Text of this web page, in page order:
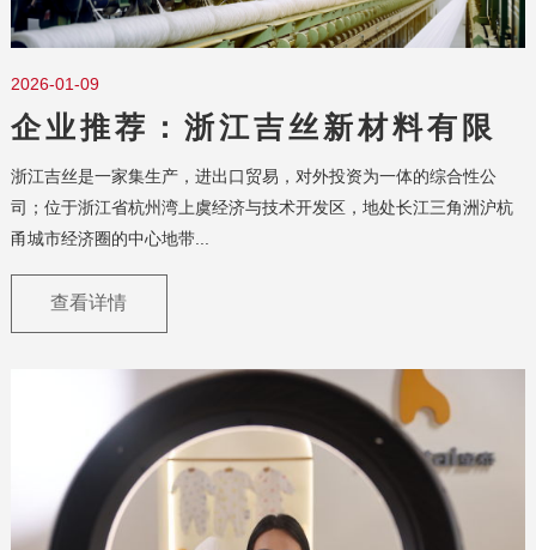
2026-01-09
企业推荐：浙江吉丝新材料有限
公司
浙江吉丝是一家集生产，进出口贸易，对外投资为一体的综合性公
司；位于浙江省杭州湾上虞经济与技术开发区，地处长江三角洲沪杭
甬城市经济圈的中心地带...
查看详情